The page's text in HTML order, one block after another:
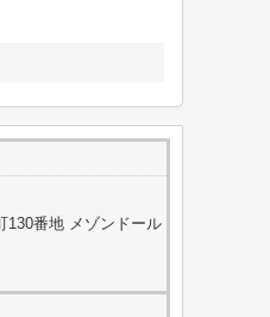
130番地 メゾンドール